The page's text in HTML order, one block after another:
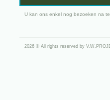
U kan ons enkel nog bezoeken na
2026 © All rights reserved by